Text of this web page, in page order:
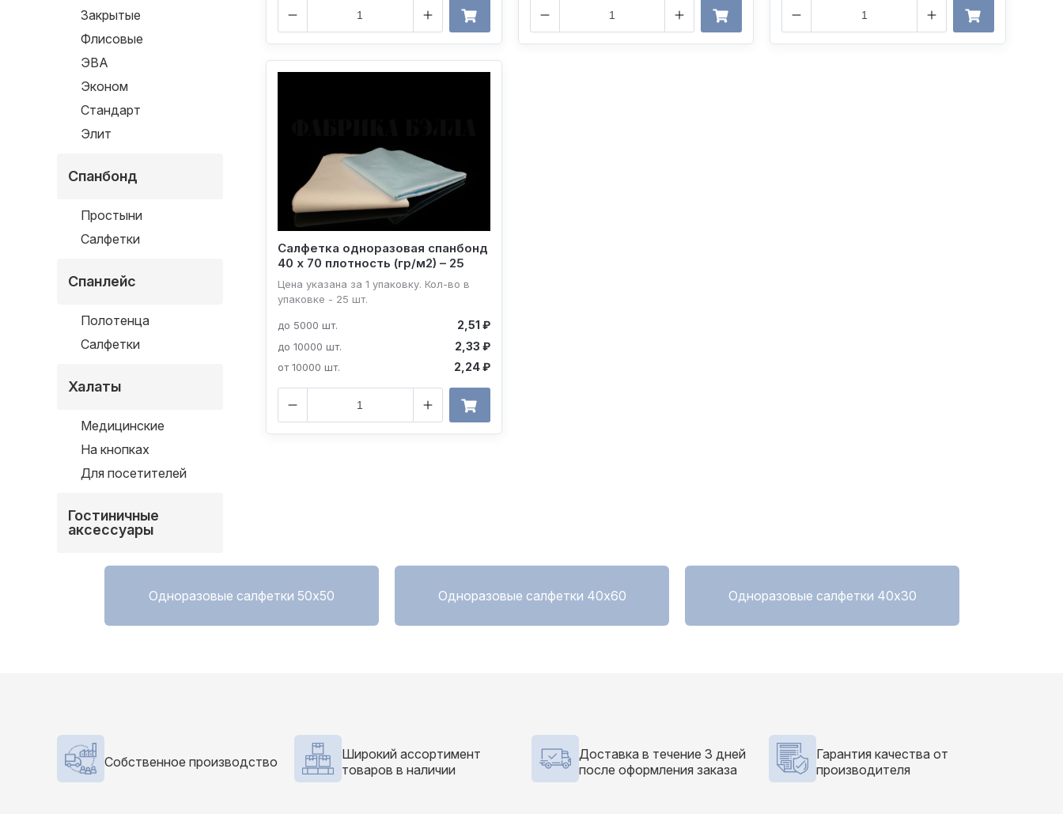
Закрытые
Флисовые
ЭВА
Эконом
Стандарт
Элит
Спанбонд
Простыни
Салфетки
Спанлейс
Полотенца
Салфетки
Халаты
Медицинские
На кнопках
Для посетителей
Гостиничные
аксессуары
Салфетка одноразовая спанбонд
40 х 70 плотность (гр/м2) – 25
Цена указана за 1 упаковку. Кол-во в
упаковке - 25 шт.
до 5000 шт. 2,51 ₽
до 10000 шт. 2,33 ₽
от 10000 шт. 2,24 ₽
Одноразовые салфетки 50х50 Одноразовые салфетки 40х60 Одноразовые салфетки 40х30
Собственное производство
Широкий ассортимент
товаров в наличии
Доставка в течение 3 дней
после оформления заказа
Гарантия качества от
производителя